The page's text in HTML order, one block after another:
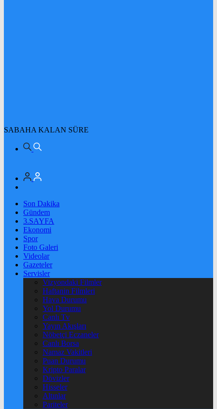
SABAHA KALAN SÜRE
Son Dakika
Gündem
3.SAYFA
Ekonomi
Spor
Foto Galeri
Videolar
Gazeteler
Servisler
Vizyondaki Filmler
Haftanin Filmleri
Hava Durumu
Yol Durumu
Canlı Tv
Yayın Akışları
Nöbetçi Eczaneler
Canlı Borsa
Namaz Vakitleri
Puan Durumu
Kripto Paralar
Dövizler
Hisseler
Altınlar
Pariteler